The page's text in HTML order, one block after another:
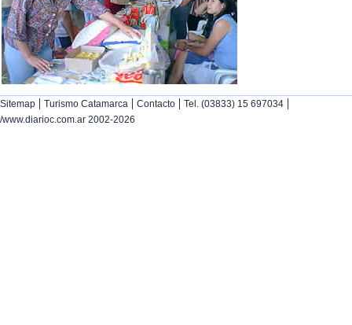
Sitemap | Turismo Catamarca | Contacto | Tel. (03833) 15 697034 |
/www.diarioc.com.ar 2002-2026